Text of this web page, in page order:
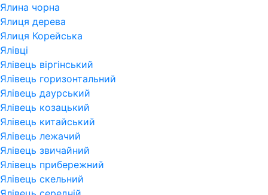
Ялина чорна
Ялиця дерева
Ялиця Корейська
Ялівці
Ялівець віргінський
Ялівець горизонтальний
Ялівець даурський
Ялівець козацький
Ялівець китайський
Ялівець лежачий
Ялівець звичайний
Ялівець прибережний
Ялівець скельний